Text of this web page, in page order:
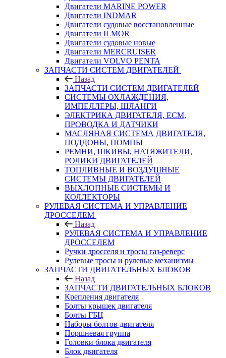
Двигатели MARINE POWER
Двигатели INDMAR
Двигатели судовые восстановленные
Двигатели ILMOR
Двигатели судовые новые
Двигатели MERCRUISER
Двигатели VOLVO PENTA
ЗАПЧАСТИ СИСТЕМ ДВИГАТЕЛЕЙ
Назад
ЗАПЧАСТИ СИСТЕМ ДВИГАТЕЛЕЙ
СИСТЕМЫ ОХЛАЖДЕНИЯ,
ИМПЕЛЛЕРЫ, ШЛАНГИ
ЭЛЕКТРИКА ДВИГАТЕЛЯ, ECM,
ПРОВОДКА И ДАТЧИКИ
МАСЛЯНАЯ СИСТЕМА ДВИГАТЕЛЯ,
ПОДДОНЫ, ПОМПЫ
РЕМНИ, ШКИВЫ, НАТЯЖИТЕЛИ,
РОЛИКИ ДВИГАТЕЛЕЙ
ТОПЛИВНЫЕ И ВОЗДУШНЫЕ
СИСТЕМЫ ДВИГАТЕЛЕЙ
ВЫХЛОПНЫЕ СИСТЕМЫ И
КОЛЛЕКТОРЫ
РУЛЕВАЯ СИСТЕМА И УПРАВЛЕНИЕ
ДРОССЕЛЕМ
Назад
РУЛЕВАЯ СИСТЕМА И УПРАВЛЕНИЕ
ДРОССЕЛЕМ
Ручки дросселя и тросы газ-реверс
Рулевые тросы и рулевые механизмы
ЗАПЧАСТИ ДВИГАТЕЛЬНЫХ БЛОКОВ
Назад
ЗАПЧАСТИ ДВИГАТЕЛЬНЫХ БЛОКОВ
Крепления двигателя
Болты крышек двигателя
Болты ГБЦ
Наборы болтов двигателя
Поршневая группа
Головки блока двигателя
Блок двигателя